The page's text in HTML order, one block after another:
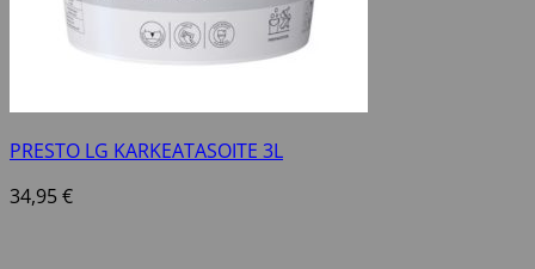
PRESTO LG KARKEATASOITE 3L
34,95€